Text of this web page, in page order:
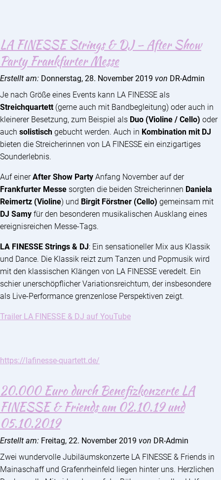
LA FINESSE Strings & DJ – After Show
Party Frankfurter Messe
Erstellt am: Donnerstag, 28. November 2019 von DR-Admin
Je nach Größe eines Events kann LA FINESSE als
Streichquartett(gerne auch mit Bandbegleitung) oder auch in
kleinerer Besetzung, zum Beispiel als Duo (Violine / Cello) oder
auch solistisch gebucht werden. Auch in Kombination mit DJ
bieten die Streicherinnen von LA FINESSE ein einzigartiges
Sounderlebnis.
Auf einerAfter Show Party Anfang November auf der
Frankfurter Messe sorgten die beiden Streicherinnen Daniela
Reimertz (Violine) und Birgit Förstner (Cello) gemeinsam mit
DJ Samy für den besonderen musikalischen Ausklang eines
ereignisreichen Messe-Tags.
LA FINESSE Strings & DJ: Ein sensationeller Mix aus Klassik
und Dance. Die Klassik reizt zum Tanzen und Popmusik wird
mit den klassischen Klängen von LA FINESSE veredelt. Ein
schier unerschöpflicher Variationsreichtum, der insbesondere
als Live-Performance grenzenlose Perspektiven zeigt.
Trailer LA FINESSE & DJ auf YouTube
https://lafinesse-quartett.de/
20.000 Euro durch Benefizkonzerte LA
FINESSE & Friends am 02.10.19 und
05.10.2019
Erstellt am: Freitag, 22. November 2019 von DR-Admin
Zwei wundervolle Jubiläumskonzerte LA FINESSE & Friends in
Mainaschaff und Grafenrheinfeld liegen hinter uns. Herzlichen